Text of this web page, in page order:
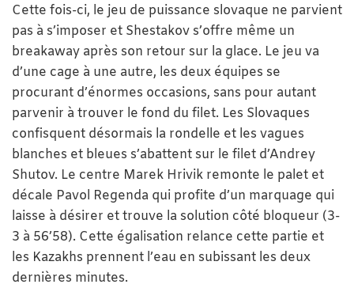
Cette fois-ci, le jeu de puissance slovaque ne parvient
pas à s’imposer et Shestakov s’offre même un
breakaway après son retour sur la glace. Le jeu va
d’une cage à une autre, les deux équipes se
procurant d’énormes occasions, sans pour autant
parvenir à trouver le fond du filet. Les Slovaques
confisquent désormais la rondelle et les vagues
blanches et bleues s’abattent sur le filet d’Andrey
Shutov. Le centre Marek Hrivik remonte le palet et
décale Pavol Regenda qui profite d’un marquage qui
laisse à désirer et trouve la solution côté bloqueur (3-
3 à 56’58). Cette égalisation relance cette partie et
les Kazakhs prennent l’eau en subissant les deux
dernières minutes.